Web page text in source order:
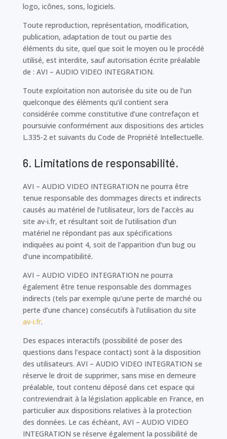
logo, icônes, sons, logiciels.
Toute reproduction, représentation, modification,
publication, adaptation de tout ou partie des
éléments du site, quel que soit le moyen ou le procédé
utilisé, est interdite, sauf autorisation écrite préalable
de : AVI – AUDIO VIDEO INTEGRATION.
Toute exploitation non autorisée du site ou de l’un
quelconque des éléments qu’il contient sera
considérée comme constitutive d’une contrefaçon et
poursuivie conformément aux dispositions des articles
L.335-2 et suivants du Code de Propriété Intellectuelle.
6. Limitations de responsabilité.
AVI – AUDIO VIDEO INTEGRATION ne pourra être
tenue responsable des dommages directs et indirects
causés au matériel de l’utilisateur, lors de l’accès au
site av-i.fr, et résultant soit de l’utilisation d’un
matériel ne répondant pas aux spécifications
indiquées au point 4, soit de l’apparition d’un bug ou
d’une incompatibilité.
AVI – AUDIO VIDEO INTEGRATION ne pourra
également être tenue responsable des dommages
indirects (tels par exemple qu’une perte de marché ou
perte d’une chance) consécutifs à l’utilisation du site
av-i.fr.
Des espaces interactifs (possibilité de poser des
questions dans l’espace contact) sont à la disposition
des utilisateurs. AVI – AUDIO VIDEO INTEGRATION se
réserve le droit de supprimer, sans mise en demeure
préalable, tout contenu déposé dans cet espace qui
contreviendrait à la législation applicable en France, en
particulier aux dispositions relatives à la protection
des données. Le cas échéant, AVI – AUDIO VIDEO
INTEGRATION se réserve également la possibilité de